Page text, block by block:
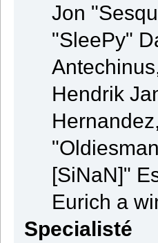
Jon
"SleePy"
Hendrik
[SiNaN]"
Eurich a
Specialisté